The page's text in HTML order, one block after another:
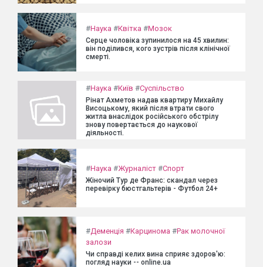
#Наука #Квітка #Мозок
Серце чоловіка зупинилося на 45 хвилин:
він поділився, кого зустрів після клінічної
смерті.
#Наука #Київ #Суспільство
Рінат Ахметов надав квартиру Михайлу
Висоцькому, який після втрати свого
житла внаслідок російського обстрілу
знову повертається до наукової
діяльності.
#Наука #Журналіст #Спорт
Жіночий Тур де Франс: скандал через
перевірку бюстгальтерів - Футбол 24+
#Деменція #Карцинома #Рак молочної
залози
Чи справді келих вина сприяє здоров'ю:
погляд науки -- online.ua